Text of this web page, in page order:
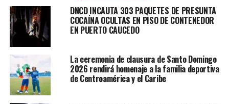
DNCD INCAUTA 303 PAQUETES DE PRESUNTA
COCAÍNA OCULTAS EN PISO DE CONTENEDOR
EN PUERTO CAUCEDO
La ceremonia de clausura de Santo Domingo
2026 rendirá homenaje a la familia deportiva
de Centroamérica y el Caribe